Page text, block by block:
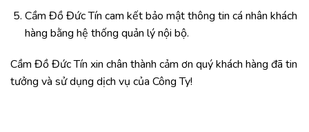
Cầm Đồ Đức Tín cam kết bảo mật thông tin cá nhân khách
hàng bằng hệ thống quản lý nội bộ.
Cầm Đồ Đức Tín xin chân thành cảm ơn quý khách hàng đã tin
tưởng và sử dụng dịch vụ của Công Ty!